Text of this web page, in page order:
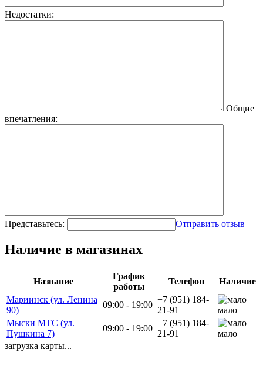
Недостатки:
Общие
впечатления:
Представьтесь: Отправить отзыв
Наличие в магазинах
Название
График
работы
Телефон
Наличие
Мариинск (ул. Ленина
90)
09:00 - 19:00
+7 (951) 184-
21-91
мало
Мыски МТС (ул.
Пушкина 7)
09:00 - 19:00
+7 (951) 184-
21-91
мало
загрузка карты...